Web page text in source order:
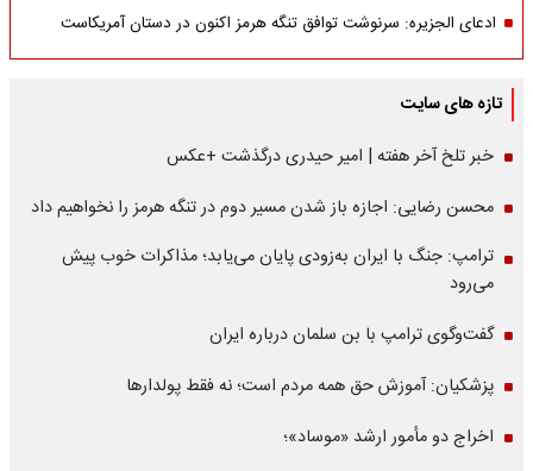
ادعای الجزیره: سرنوشت توافق تنگه هرمز اکنون در دستان آمریکاست
تازه های سایت
خبر تلخ آخر هفته | امیر حیدری درگذشت +عکس
محسن رضایی: اجازه باز شدن مسیر دوم در تنگه هرمز را نخواهیم داد
ترامپ: جنگ با ایران به‌زودی پایان می‌یابد؛ مذاکرات خوب پیش
می‌رود
گفت‌وگوی ترامپ با بن سلمان درباره ایران
پزشکیان: آموزش حق همه مردم است؛ نه فقط پولدارها
اخراج دو مأمور ارشد «موساد»؛